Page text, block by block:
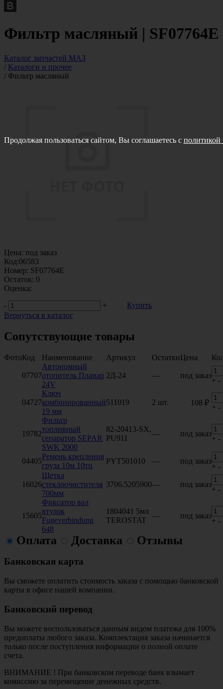
Фильтр масляный | SF07764E
Каталог запчастей МАЗ
/ Каталоги и прочее
/ Фильтр масляный
Цена: под заказ
Код:06583
Номер: SF07764E
Остаток: 0
Оценка:
-
+
Купить
Вернуться в каталог
Сопутствующие товары
ФотоКод Наименование Артикул ОстаткиЦена
07707
Автономный
отопитель Планар
24V
2Д-24 — под заказ
+ -
04727
Ключ
комбинированный
19 мм
511019 2 шт. 108 ₽
+ -
19782
Фильтр
топливный
сепаратор SEPAR
SWK 2000
82-20413-SX,
PU911
— под заказ
+ -
04405
Ремень крепления
груза 10м 10тн
PYT501010 — под заказ
+ -
16026
Щетка
стеклоочистителя
700мм
3706.5205900— под заказ
+ -
15605
Фиксатор вал
втулок
Fugeverbindung
648
1804041 5мл
TEROSTAT
— под заказ
+ -
Оплата Доставка Отзывы
Банковская карта
Вы сможете оплатить стоимость заказа с помощью банковской
карты в офисе нашей компании.
Банковский перевод
Вы можете воспользоваться данным видом платежа для 100%
предоплаты любого заказа. Комплектация заказа начинается
только после поступления информации о полной оплате
счета.
ВНИМАНИЕ ! При банковском переводе банк взымает
комиссию за перемещение денежных средств.
Продолжая пользоваться сайтом, Вы соглашаетесь с политикой